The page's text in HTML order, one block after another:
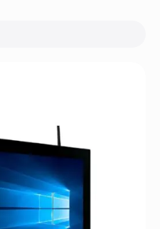
покриттям
покриттям,